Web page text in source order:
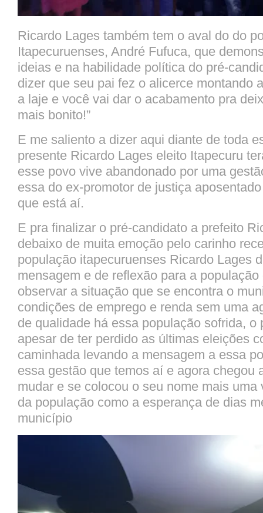
Ricardo Lages também tem o aval do do
Itapecuruenses, André Fufuca, que
ideias e na habilidade política do pré-
dizer que seu pai fez o alicerce montando
a laje e você vai dar o acabamento pra
mais bonito!”
E me saliento a dizer aqui diante de toda
presente Ricardo Lages eleito Itapecuru
esse povo vive abandonado por uma
essa do ex-promotor de justiça
que está aí.
E pra finalizar o pré-candidato a prefeito
debaixo de muita emoção pelo carinho
população itapecuruenses Ricardo Lages
mensagem e de reflexão para a
observar a situação que se encontra o
condições de emprego e renda sem uma
de qualidade há essa população sofrida, o
apesar de ter perdido as últimas eleições
caminhada levando a mensagem a essa
essa gestão que temos aí e agora chegou
mudar e se colocou o seu nome mais uma
da população como a esperança de dias
município